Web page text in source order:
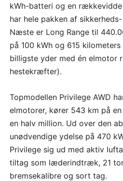
kWh-batteri og en
har hele pakken af
Næste er Long Range til
på 100 kWh og 615
billigste yder med én elmotor
hestekræfter).
Topmodellen Privilege AWD
elmotorer, kører 543 km på
en halv million. Ud over den
unødvendige ydelse på 470
Privilege sig ud med aktiv
tiltag som læderindtræk, 21
bremsekalibre og sort tag.